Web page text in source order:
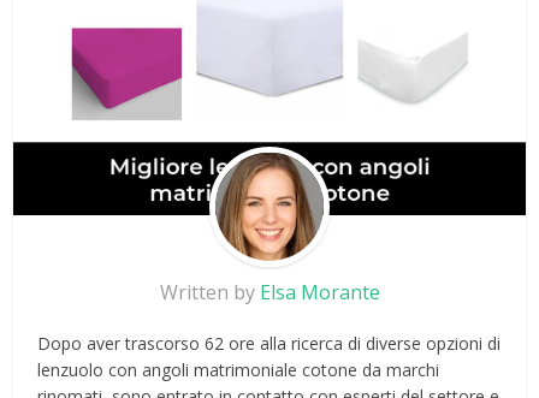
Written by Elsa Morante
Dopo aver trascorso 62 ore alla ricerca di diverse opzioni di
lenzuolo con angoli matrimoniale cotone da marchi